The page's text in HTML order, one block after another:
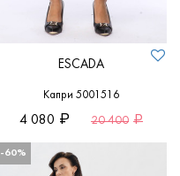
ESCADA
Капри 5001516
4 080 20 400
-60%